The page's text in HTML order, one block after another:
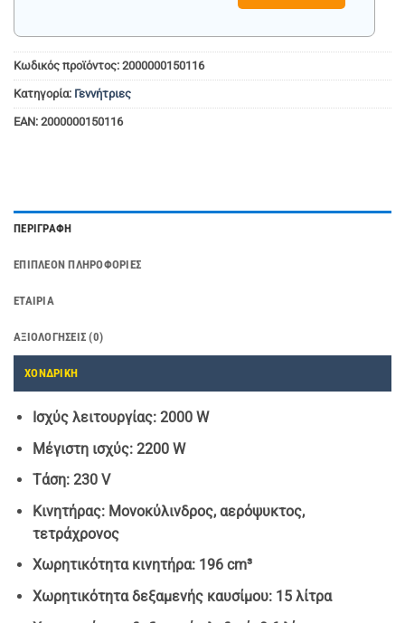
Κωδικός προϊόντος: 2000000150116
Κατηγορία: Γεννήτριες
EAN: 2000000150116
ΠΕΡΙΓΡΑΦΉ
ΕΠΙΠΛΈΟΝ ΠΛΗΡΟΦΟΡΊΕΣ
ΕΤΑΙΡΊΑ
ΑΞΙΟΛΟΓΉΣΕΙΣ (0)
ΧΟΝΔΡΙΚΗ
Ισχύς λειτουργίας: 2000 W
Μέγιστη ισχύς: 2200 W
Τάση: 230 V
Κινητήρας: Μονοκύλινδρος, αερόψυκτος,
τετράχρονος
Χωρητικότητα κινητήρα: 196 cm³
Χωρητικότητα δεξαμενής καυσίμου: 15 λίτρα